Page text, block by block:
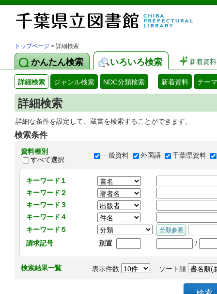
トップページ > 詳細検索
かんたん検索 いろいろ検索 新着資料
詳細検索 ジャンル検索 NDC分類検索 新着資料 テー
詳細検索
詳細な条件を設定して、蔵書を検索することができます。
検索条件
資料種別
すべて選択
一般資料 外国語 千葉県資料
キーワード１
キーワード２
キーワード３
キーワード４
キーワード５
請求記号
別置 /
検索結果一覧 表示件数 ソート順